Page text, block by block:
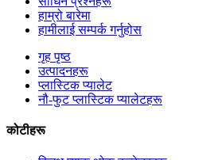
हाम्रो बारेमा
हामीलाई सम्पर्क गर्नुहोस
गृह पृष्ठ
उत्पादनहरू
प्लास्टिक प्यालेट
नौ-फुट प्लास्टिक प्यालेटहरू
कोटीहरू